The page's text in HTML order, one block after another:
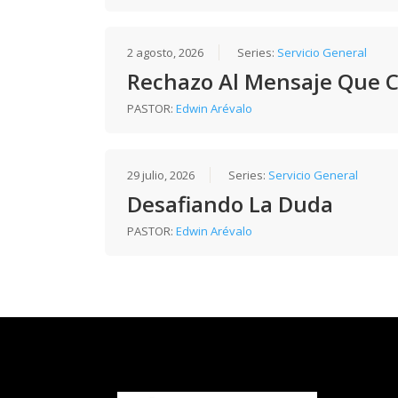
2 agosto, 2026 Series: Servicio General
Rechazo Al Mensaje Que
PASTOR:Edwin Arévalo
29 julio, 2026 Series: Servicio General
Desafiando La Duda
PASTOR:Edwin Arévalo